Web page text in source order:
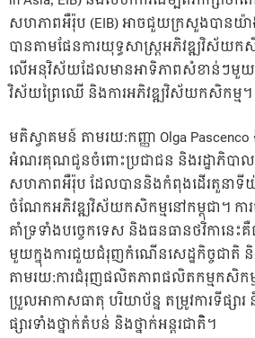
សហភាពអឺរ៉ុប (EIB) អាចជួយក្រសួងបានយ៉ាង
បានតាមផែនការយុទ្ធសាស្រ្តអភិវឌ្ឍវិស័
លើអនុវិស័យដែលមានអាទិភាពសំខាន់ៗមួ
វិស័យព្រៃឈើ និងការអភិវឌ្ឍវិស័យកសិកម្ម។
មតិស្វាគមន៍ តាមរយ:កញ្ញា Olga Pascenco ឯ
អំណរគុណជូនចំពោះប្រជាជន និងរដ្ឋាភិបា
សហភាពអឺរ៉ុប ដែលបាននិងកំពុងដើរតួនាទី
ចំណែកអភិវឌ្ឍវិស័យកសិកម្មនៅកម្ពុជា។ កា
គាំទ្រទាំងបច្ចេកទេស និងធនធានថវិកានេ
មួយក្នុងការជួយជំរុញកំណើនសេដ្ឋកិច្ចជា
តាមរយ:ការជំរុញផលិតភាពផលិតកម្មកសិកម្
ប្រួលអាកាសធាតុ បរិយាប័ន្ន តម្រូវការទីផ្សា
ផ្សារទាំងថ្នាក់តំបន់ និងថ្នាក់អន្តរជាតិិ។